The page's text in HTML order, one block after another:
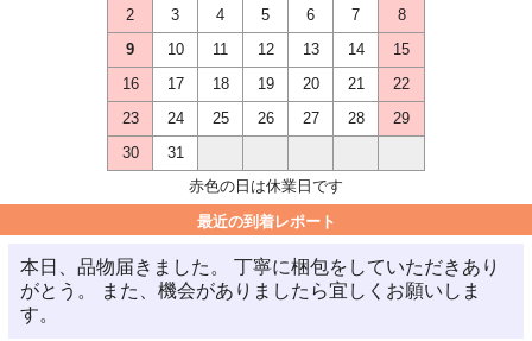
2
3 4 5 6 7
8
9
10 11 12 13 14
15
16
17 18 19 20 21
22
23
24 25 26 27 28
29
30
31
赤色の日は休業日です
最近の到着レポート
本日、品物届きました。 丁寧に梱包をしていただきあり
がとう。 また、機会がありましたら宜しくお願いしま
す。